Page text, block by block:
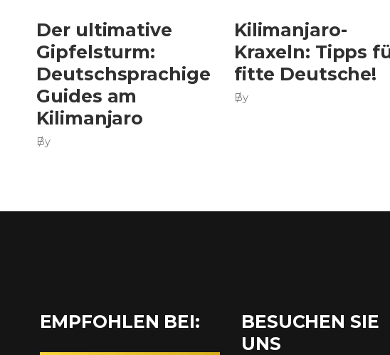
Der ultimative
Gipfelsturm:
Deutschsprachige
Guides am
Kilimanjaro
By
Kilimanjaro-
Kraxeln: Tipps
fitte Deutsche!
By
EMPFOHLEN BEI:
BESUCHEN SIE
UNS